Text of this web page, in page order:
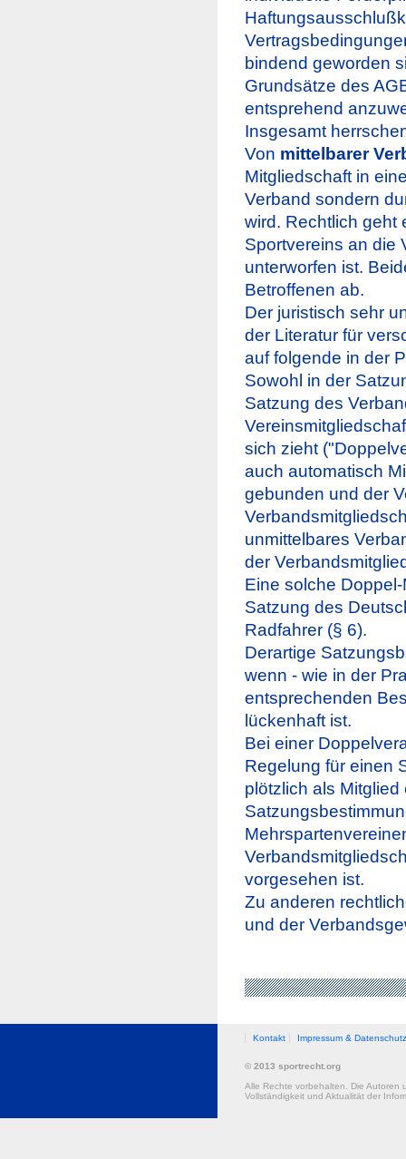
bindend geworden
Grundsätze des
entsprehend
Insgesamt
Von mittelbarer
Mitgliedschaft in
Verband sondern
wird. Rechtlich geht
Sportvereins an die
unterworfen ist.
Betroffenen ab.
Der juristisch sehr
der Literatur für
auf folgende in der
Sowohl in der
Satzung des
sich zieht
auch automatisch
gebunden und der
unmittelbares
der
Eine solche
Satzung des
Radfahrer (§ 6).
Derartige
wenn - wie in der
entsprechenden
lückenhaft ist.
Bei einer
Regelung für einen
plötzlich als
vorgesehen ist.
Zu anderen
und der
Kontakt Impressum & Datenschutz
© 2013 sportrecht.org
Alle Rechte vorbehalten. Die Autoren
Vollständigkeit und Aktualität der